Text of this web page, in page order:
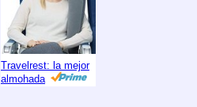
Travelrest: la mejor
almohada